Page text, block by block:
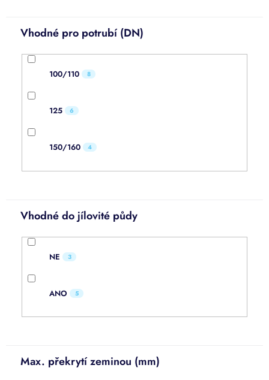
Vhodné pro potrubí (DN)
100/110 8
125 6
150/160 4
Vhodné do jílovité půdy
NE 3
ANO 5
Max. překrytí zeminou (mm)